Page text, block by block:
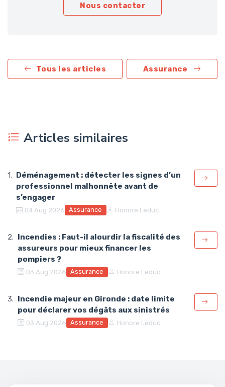
Nous contacter
Tous les articles Assurance
Articles similaires
Déménagement : détecter les signes d’un
professionnel malhonnête avant de
s’engager
04 Aug 2026 Assurance Honore Leduc
Incendies : Faut-il alourdir la fiscalité des
assureurs pour mieux financer les
pompiers ?
03 Aug 2026 Assurance Honore Leduc
Incendie majeur en Gironde : date limite
pour déclarer vos dégâts aux sinistrés
03 Aug 2026 Assurance Honore Leduc